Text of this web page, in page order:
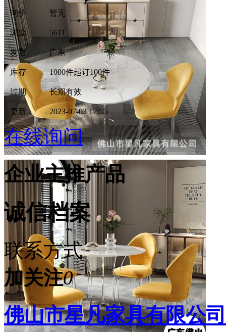
询价 暂无
浏览 5611
发货 广东
库存 1000件起订100件
过期 长期有效
更新 2023-07-03 17:55
在线询问
企业主推产品
诚信档案
联系方式
加关注0
佛山市星凡家具有限公司